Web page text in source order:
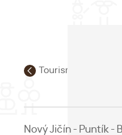
Tourism and
Nový Jičín - Puntík -